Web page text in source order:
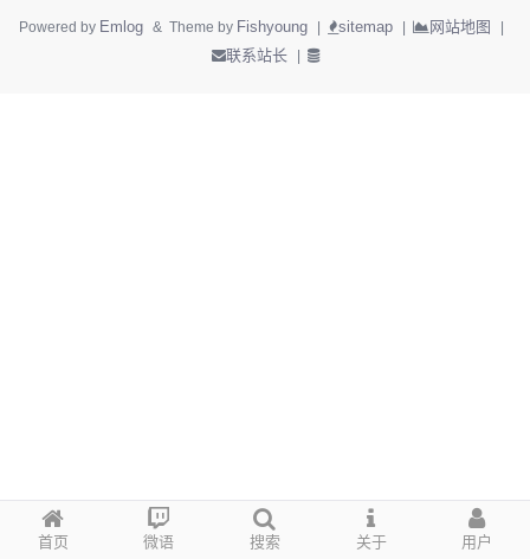
首页 微语 搜索 关于 用户
Powered by Emlog & Theme by Fishyoung sitemap 网站地图
联系站长